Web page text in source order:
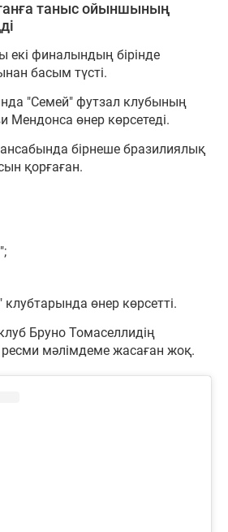
таныс ойыншының
екі финалындың бірінде
басым түсті.
"Семей" футзал клубының
өнер көрсетеді.
бірнеше бразилиялық
қорғаған.
өнер көрсетті.
Бруно Томаселлидің
мәлімдеме жасаған жоқ.